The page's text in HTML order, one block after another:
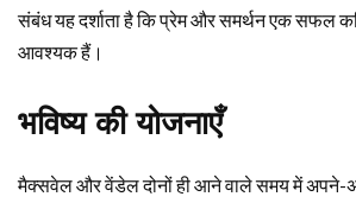
संबंध यह दर्शाता है कि प्रेम और समर्थन एक सफल
आवश्यक हैं।
भविष्य की योजनाएँ
मैक्सवेल और वेंडेल दोनों ही आने वाले समय में अपने-